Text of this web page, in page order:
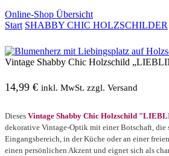
Online-Shop Übersicht
Start SHABBY CHIC HOLZSCHILDER
Vintage Shabby Chic Holzschild
14,99 € inkl. MwSt. zzgl. Versand
Dieses Vintage Shabby Chic Holzschild
dekorative Vintage-Optik mit einer Botschaft, die
Eingangsbereich, in der Küche oder an einer
einen persönlichen Akzent und eignet sich als